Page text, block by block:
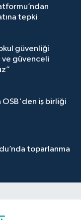
tepki
güvenliği
ve güvenceli
OSB'den iş birliği
toparlanma